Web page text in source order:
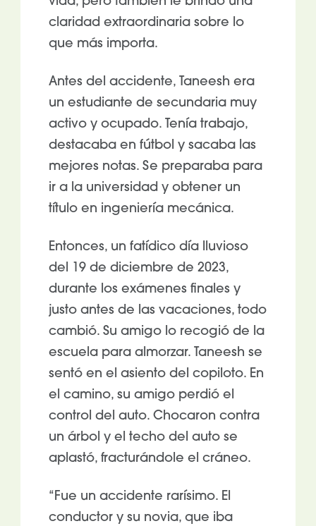
claridad extraordinaria sobre lo
que más importa.
Antes del accidente, Taneesh era
un estudiante de secundaria muy
activo y ocupado. Tenía trabajo,
destacaba en fútbol y sacaba las
mejores notas. Se preparaba para
ir a la universidad y obtener un
título en ingeniería mecánica.
Entonces, un fatídico día lluvioso
del 19 de diciembre de 2023,
durante los exámenes finales y
justo antes de las vacaciones, todo
cambió. Su amigo lo recogió de la
escuela para almorzar. Taneesh se
sentó en el asiento del copiloto. En
el camino, su amigo perdió el
control del auto. Chocaron contra
un árbol y el techo del auto se
aplastó, fracturándole el cráneo.
“Fue un accidente rarísimo. El
conductor y su novia, que iba